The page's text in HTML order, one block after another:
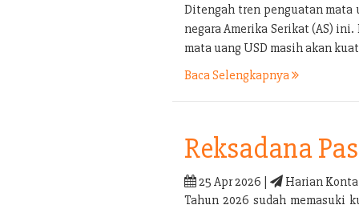
Ditengah tren penguatan mata
negara Amerika Serikat (AS)
mata uang USD masih akan
Baca Selengkapnya
Reksadana
25 Apr 2026 |
Harian
Tahun 2026 sudah memasuki